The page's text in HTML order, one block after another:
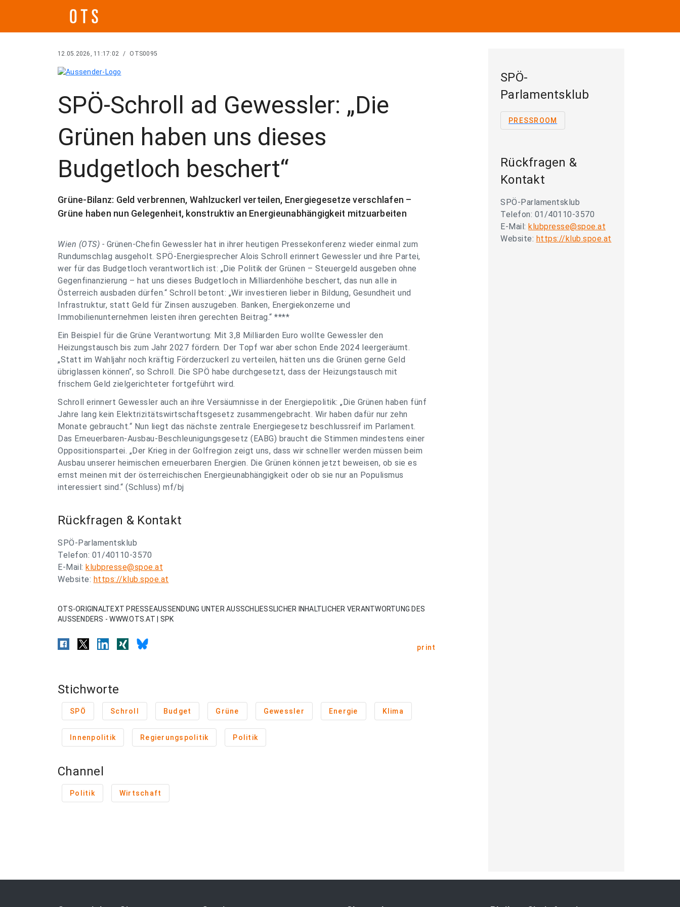
12.05.2026, 11:17:02 / OTS0095
SPÖ-Schroll ad Gewessler: „Die
Grünen haben uns dieses
Budgetloch beschert“
Grüne-Bilanz: Geld verbrennen, Wahlzuckerl verteilen, Energiegesetze verschlafen –
Grüne haben nun Gelegenheit, konstruktiv an Energieunabhängigkeit mitzuarbeiten
Wien (OTS) - Grünen-Chefin Gewessler hat in ihrer heutigen Pressekonferenz wieder einmal zum
Rundumschlag ausgeholt. SPÖ-Energiesprecher Alois Schroll erinnert Gewessler und ihre Partei,
wer für das Budgetloch verantwortlich ist: „Die Politik der Grünen – Steuergeld ausgeben ohne
Gegenfinanzierung – hat uns dieses Budgetloch in Milliardenhöhe beschert, das nun alle in
Österreich ausbaden dürfen.“ Schroll betont: „Wir investieren lieber in Bildung, Gesundheit und
Infrastruktur, statt Geld für Zinsen auszugeben. Banken, Energiekonzerne und
Immobilienunternehmen leisten ihren gerechten Beitrag.“ ****
Ein Beispiel für die Grüne Verantwortung: Mit 3,8 Milliarden Euro wollte Gewessler den
Heizungstausch bis zum Jahr 2027 fördern. Der Topf war aber schon Ende 2024 leergeräumt.
„Statt im Wahljahr noch kräftig Förderzuckerl zu verteilen, hätten uns die Grünen gerne Geld
übriglassen können“, so Schroll. Die SPÖ habe durchgesetzt, dass der Heizungstausch mit
frischem Geld zielgerichteter fortgeführt wird.
Schroll erinnert Gewessler auch an ihre Versäumnisse in der Energiepolitik: „Die Grünen haben fünf
Jahre lang kein Elektrizitätswirtschaftsgesetz zusammengebracht. Wir haben dafür nur zehn
Monate gebraucht.“ Nun liegt das nächste zentrale Energiegesetz beschlussreif im Parlament.
Das Erneuerbaren-Ausbau-Beschleunigungsgesetz (EABG) braucht die Stimmen mindestens einer
Oppositionspartei. „Der Krieg in der Golfregion zeigt uns, dass wir schneller werden müssen beim
Ausbau unserer heimischen erneuerbaren Energien. Die Grünen können jetzt beweisen, ob sie es
ernst meinen mit der österreichischen Energieunabhängigkeit oder ob sie nur an Populismus
interessiert sind.“ (Schluss) mf/bj
Rückfragen & Kontakt
SPÖ-Parlamentsklub
Telefon: 01/40110-3570
E-Mail: klubpresse@spoe.at
Website: https://klub.spoe.at
OTS-ORIGINALTEXT PRESSEAUSSENDUNG UNTER AUSSCHLIESSLICHER INHALTLICHER VERANTWORTUNG DES
AUSSENDERS - WWW.OTS.AT | SPK
print
Stichworte
SPÖ Schroll Budget Grüne Gewessler Energie Klima
Innenpolitik Regierungspolitik Politik
Channel
Politik Wirtschaft
SPÖ-
Parlamentsklub
PRESSROOM
Rückfragen &
Kontakt
SPÖ-Parlamentsklub
Telefon: 01/40110-3570
E-Mail: klubpresse@spoe.at
Website: https://klub.spoe.at